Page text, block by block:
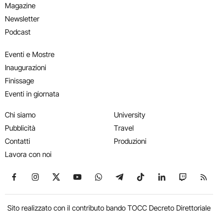
Magazine
Newsletter
Podcast
Eventi e Mostre
Inaugurazioni
Finissage
Eventi in giornata
Chi siamo
Pubblicità
Contatti
Lavora con noi
University
Travel
Produzioni
Seguici su Facebook
Seguici su Instagram
Seguici su X
Seguici su YouTube
Seguici su WhatsApp
Seguici su Telegram
Seguici su TikTok
Seguici su
Seguici
Sito realizzato con il contributo bando TOCC Decreto Direttoriale